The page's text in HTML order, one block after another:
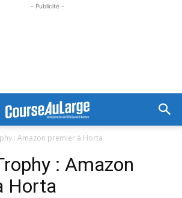
- Publicité -
: Amazon premier à Horta
: Amazon
Horta